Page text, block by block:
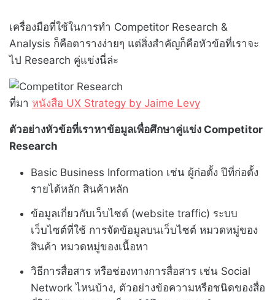
เครื่องมือที่ใช้ในการทำ Competitor Research &
Analysis ก็คือตารางง่ายๆ แต่สิ่งสำคัญก็คือหัวข้อที่เราจะ
ไป Research คู่แข่งนี่ล่ะ
ที่มา หนังสือ UX Strategy by Jaime Levy
ตัวอย่างหัวข้อที่เราหาข้อมูลเพื่อศึกษาคู่แข่ง Competitor
Research
Basic Business Information เช่น ผู้ก่อตั้ง ปีที่ก่อตั้ง
รายได้หลัก สินค้าหลัก
ข้อมูลเกี่ยวกับเว็บไซต์ (website traffic) ระบบ
เว็บไซต์ที่ใช้ การจัดข้อมูลบนเว็บไซต์ หมวดหมู่ของ
สินค้า หมวดหมู่ของเนื้อหา
วิธีการสื่อสาร หรือช่องทางการสื่อสาร เช่น Social
Network ไหนบ้าง, ตัวอย่างข้อความหรือชนิดของสื่อ